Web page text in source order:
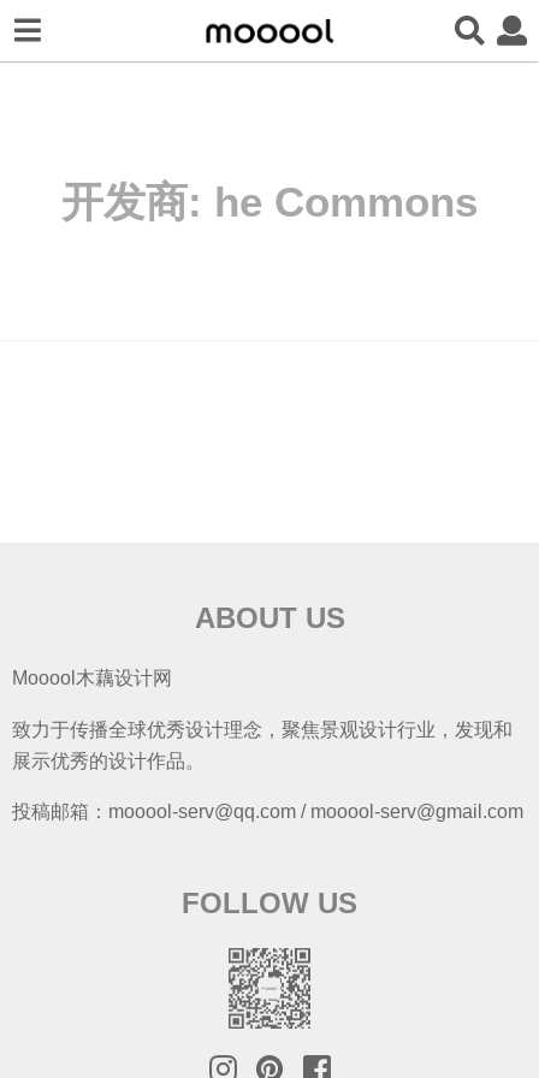
开发商: he Commons
ABOUT US
Mooool木藕设计网
致力于传播全球优秀设计理念，聚焦景观设计行业，发现和
展示优秀的设计作品。
投稿邮箱：mooool-serv@qq.com / mooool-serv@gmail.com
FOLLOW US